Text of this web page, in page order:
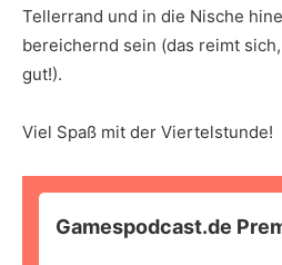
Tellerrand und in die Nische
bereichernd sein (das reimt
gut!).
Viel Spaß mit der Viertelstunde!
Gamespodcast.de